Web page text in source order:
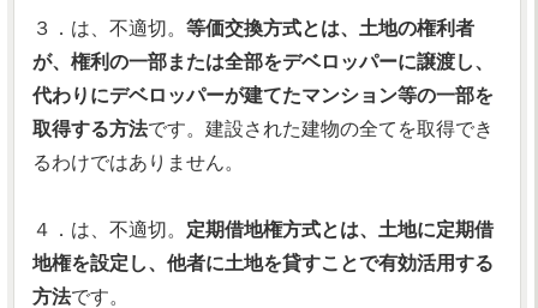
３．は、不適切。 等価交換方式とは、土地の権利者
が、権利の一部または全部をデベロッパーに譲渡し、
代わりにデベロッパーが建てたマンション等の一部を
取得する方法です。建設された建物の全てを取得でき
るわけではありません。
４．は、不適切。 定期借地権方式とは、土地に定期借
地権を設定し、他者に土地を貸すことで有効活用する
方法です。